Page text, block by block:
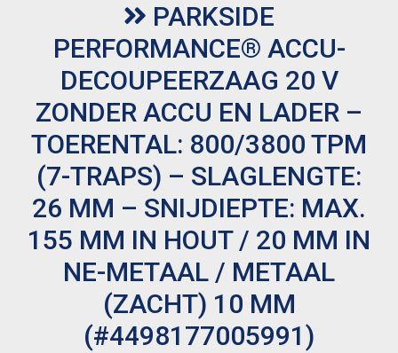
PARKSIDE
PERFORMANCE® ACCU-
DECOUPEERZAAG 20 V
ZONDER ACCU EN LADER –
TOERENTAL: 800/3800 TPM
(7-TRAPS) – SLAGLENGTE:
26 MM – SNIJDIEPTE: MAX.
155 MM IN HOUT / 20 MM IN
NE-METAAL / METAAL
(ZACHT) 10 MM
(#4498177005991)